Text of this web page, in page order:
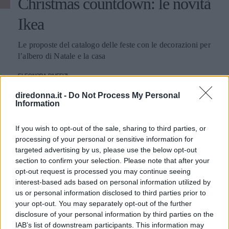
diredonna.it - Do Not Process My Personal
Information
If you wish to opt-out of the sale, sharing to third parties, or
processing of your personal or sensitive information for
targeted advertising by us, please use the below opt-out
section to confirm your selection. Please note that after your
opt-out request is processed you may continue seeing
interest-based ads based on personal information utilized by
us or personal information disclosed to third parties prior to
your opt-out. You may separately opt-out of the further
disclosure of your personal information by third parties on the
IAB’s list of downstream participants. This information may
Christmas countdown: le novità
Ikea
Le proposte del catalogo delle feste con le decorazioni per
l’albero di Natale e la casa
ELEONORA D'UFFIZI